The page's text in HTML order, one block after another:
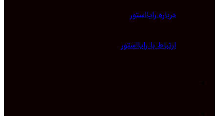
درباره رایااستور
ارتباط با رایااستور